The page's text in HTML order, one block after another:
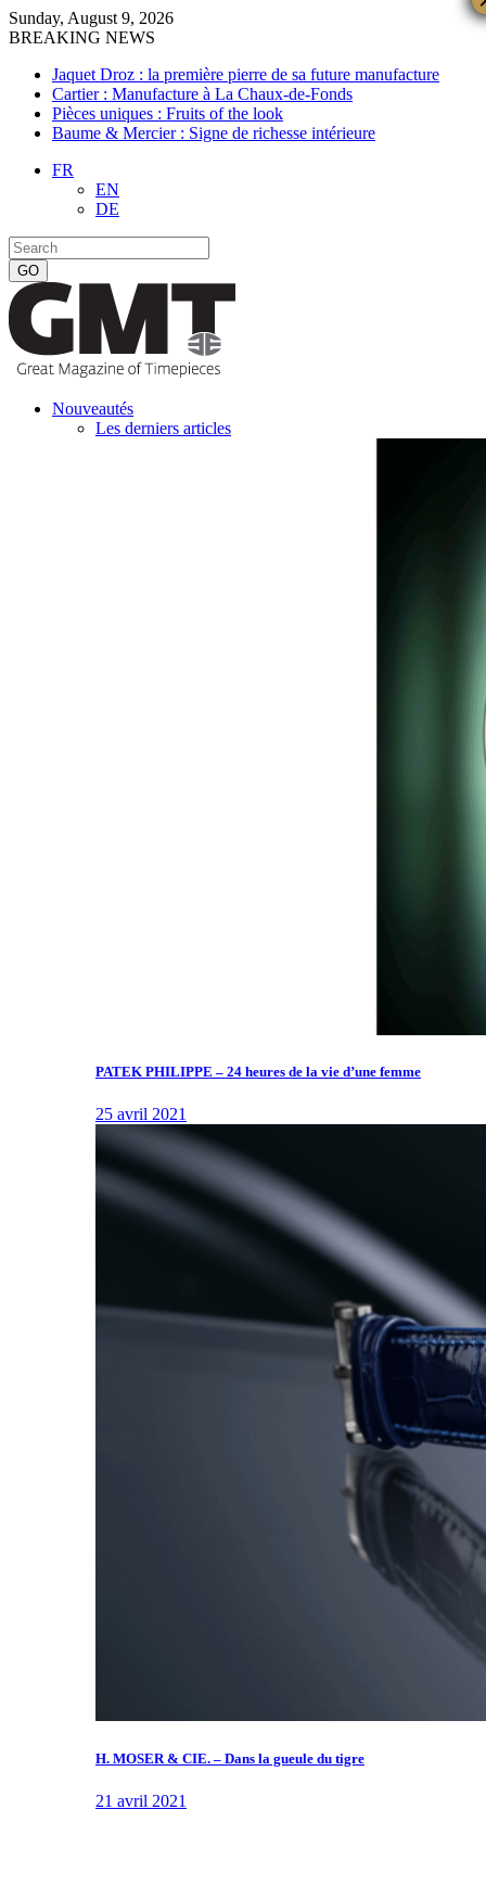
Sunday, August 9, 2026
BREAKING NEWS
Jaquet Droz : la première pierre de sa future manufacture
Cartier : Manufacture à La Chaux-de-Fonds
Pièces uniques : Fruits of the look
Baume & Mercier : Signe de richesse intérieure
FR
EN
DE
Nouveautés
Les derniers articles
PATEK PHILIPPE – 24 heures de la vie d’une femme
25 avril 2021
H. MOSER & CIE. – Dans la gueule du tigre
21 avril 2021